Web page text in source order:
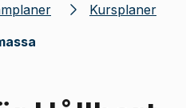
Kursplaner